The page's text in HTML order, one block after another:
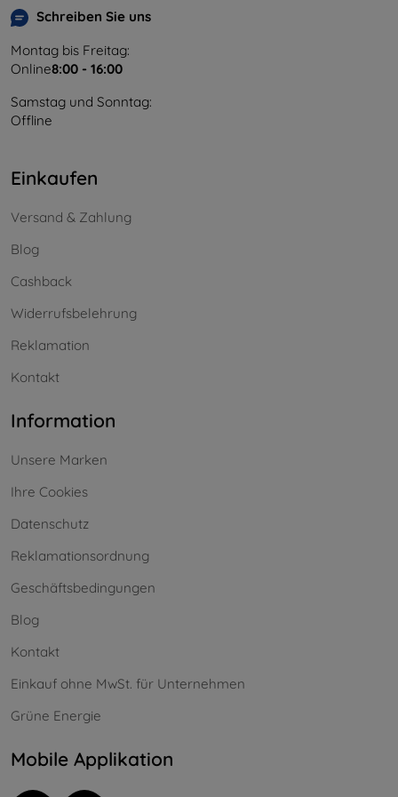
Schreiben Sie uns
Montag bis Freitag:
Online8:00 - 16:00
Samstag und Sonntag:
Offline
Einkaufen
Versand & Zahlung
Blog
Cashback
Widerrufsbelehrung
Reklamation
Kontakt
Information
Unsere Marken
Ihre Cookies
Datenschutz
Reklamationsordnung
Geschäftsbedingungen
Blog
Kontakt
Einkauf ohne MwSt. für Unternehmen
Grüne Energie
Mobile Applikation